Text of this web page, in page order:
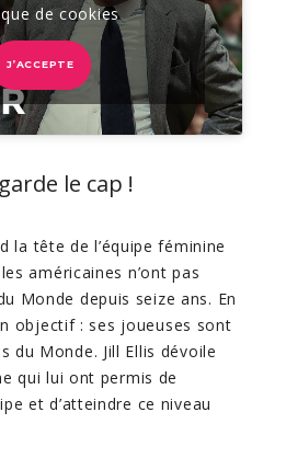
de cookies
J’ACCEPTE
le cap !
la tête de l’équipe féminine
américaines n’ont pas
Monde depuis seize ans. En
objectif : ses joueuses sont
du Monde. Jill Ellis dévoile
qui lui ont permis de
et d’atteindre ce niveau